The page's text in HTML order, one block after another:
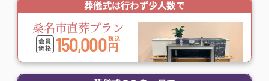
葬儀式は行わず少人数で
桑名市直葬プラン
会員
価格 150,000 税込
円